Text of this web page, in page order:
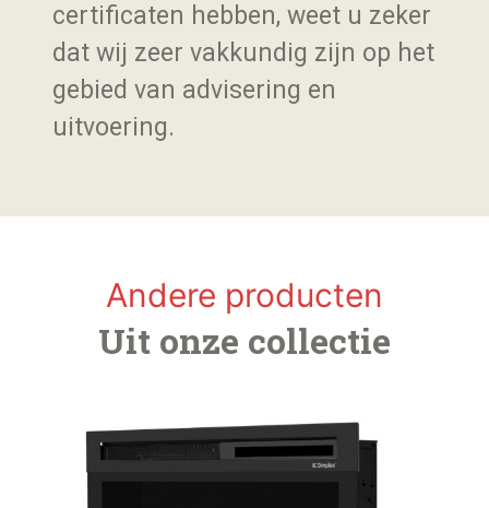
certificaten hebben, weet u zeker
dat wij zeer vakkundig zijn op het
gebied van advisering en
uitvoering.
Andere producten
Uit onze collectie